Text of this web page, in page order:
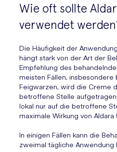
Wie oft sollte
verwendet
Die Häufigkeit der
hängt stark von der Art der
Empfehlung des
meisten Fällen, insbesondere
Feigwarzen, wird die Creme
betroffene Stelle
lokal nur auf die betroffene
maximale Wirkung von
In einigen Fällen kann die
zweimal tägliche Anwendung